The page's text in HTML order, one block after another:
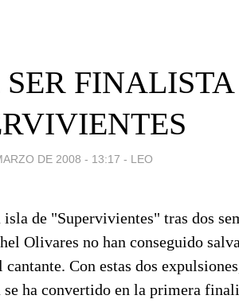
DE 2008 - 13:17 - LEO
de "Supervivientes" tras dos
Olivares no han conseguido
Con estas dos
se ha convertido en la primera